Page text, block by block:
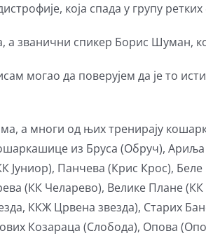
која спада у групу
а званични спикер Борис Шуман,
могао да поверујем да је то
а многи од њих тренирају
из Бруса (Обруч),
Јуниор), Панчева (Крис Крос),
(КК Челарево), Велике Плане
ККЖ Црвена звезда), Старих
Козараца (Слобода), Опова